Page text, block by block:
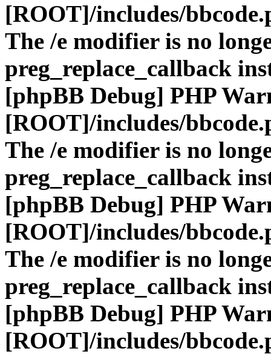
[ROOT]/includes/
The /e modifier is no
preg_replace_callback
[phpBB Debug] PHP
[ROOT]/includes/
The /e modifier is no
preg_replace_callback
[phpBB Debug] PHP
[ROOT]/includes/
The /e modifier is no
preg_replace_callback
[phpBB Debug] PHP
[ROOT]/includes/